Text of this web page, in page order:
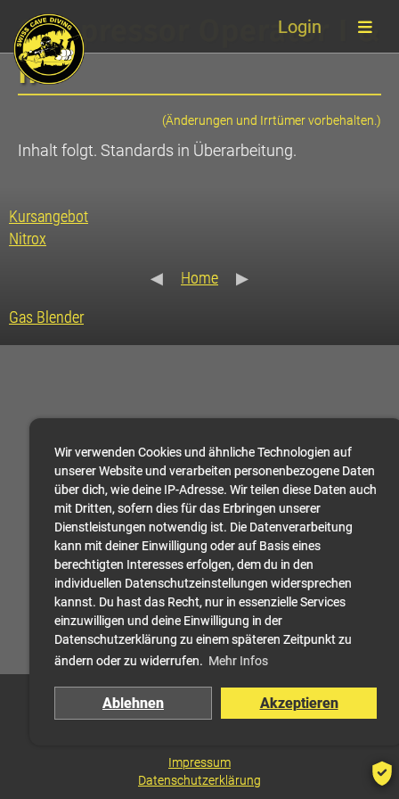
Wir verwenden Cookies und ähnliche Technologien auf
unserer Website und verarbeiten personenbezogene Daten
über dich, wie deine IP-Adresse. Wir teilen diese Daten auch
mit Dritten, sofern dies für das Erbringen unserer
Dienstleistungen notwendig ist. Die Datenverarbeitung
kann mit deiner Einwilligung oder auf Basis eines
berechtigten Interesses erfolgen, dem du in den
individuellen Datenschutzeinstellungen widersprechen
kannst. Du hast das Recht, nur in essenzielle Services
einzuwilligen und deine Einwilligung in der
Datenschutzerklärung zu einem späteren Zeitpunkt zu
ändern oder zu widerrufen. Mehr Infos
Ablehnen Akzeptieren
Login
Compressor Operator I &
II
(Änderungen und Irrtümer vorbehalten.)
Inhalt folgt. Standards in Überarbeitung.
Kursangebot
Nitrox
◀ Home ▶
Gas Blender
© 2004-2026 Swiss Cave Diving
Facebook
Instagram
WhatsApp
Impressum
Datenschutzerklärung